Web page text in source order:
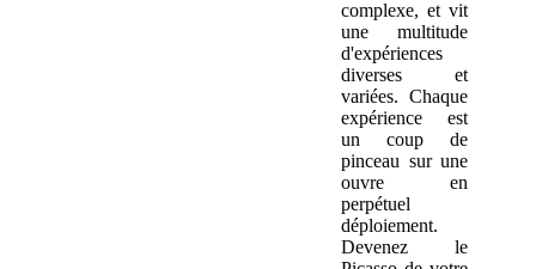
complexe, et vit
une multitude
d'expériences
diverses et
variées. Chaque
expérience est
un coup de
pinceau sur une
ouvre en
perpétuel
déploiement.
Devenez le